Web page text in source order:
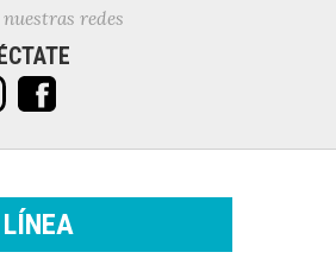
redes